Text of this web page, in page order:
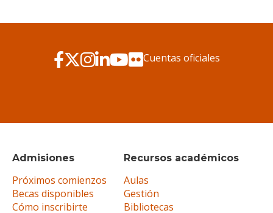
Admisiones
Próximos comienzos
Becas disponibles
Cómo inscribirte
Recursos académicos
Aulas
Gestión
Bibliotecas
Cuentas oficiales